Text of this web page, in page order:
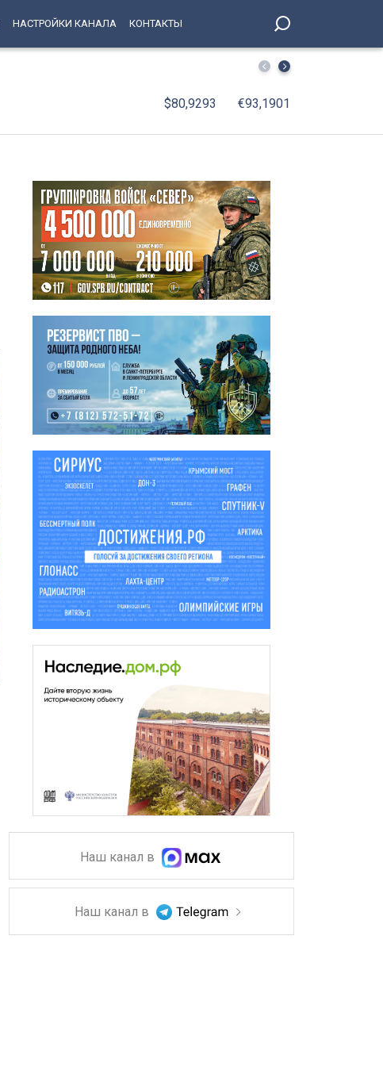
НАСТРОЙКИ КАНАЛА КОНТАКТЫ
Пожар на парковке в Курортном районе тушили в ночь
$80,9293 €93,1901
Наш канал в
Наш канал в